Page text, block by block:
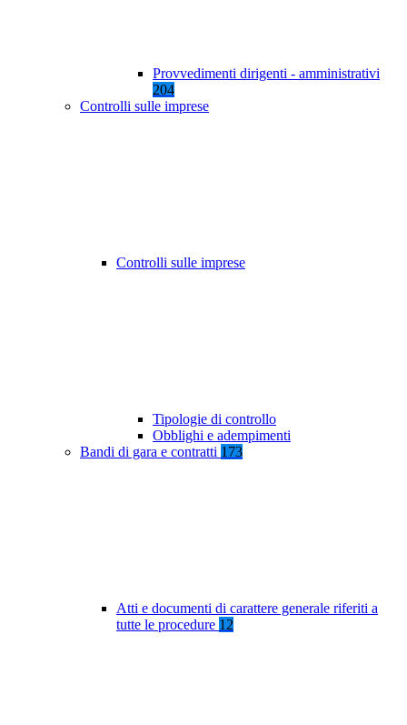
Provvedimenti dirigenti - amministrativi
204
Controlli sulle imprese
Controlli sulle imprese
Tipologie di controllo
Obblighi e adempimenti
Bandi di gara e contratti 173
Atti e documenti di carattere generale riferiti a
tutte le procedure 12